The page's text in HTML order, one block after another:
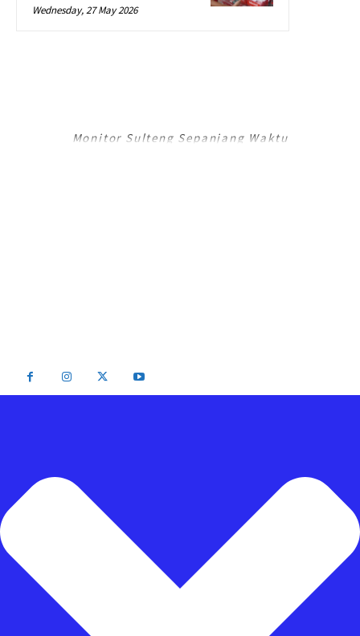
Wednesday, 27 May 2026
Monitor Sulteng Sepanjang Waktu